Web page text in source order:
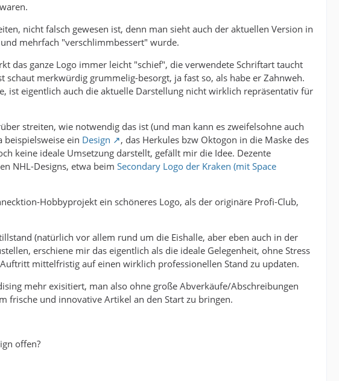
nicht falsch gewesen ist, denn man sieht auch der aktuellen Version in
mehrfach "verschlimmbessert" wurde.
das ganze Logo immer leicht "schief", die verwendete Schriftart taucht
merkwürdig grummelig-besorgt, ja fast so, als habe er Zahnweh.
ist eigentlich auch die aktuelle Darstellung nicht wirklich repräsentativ für
streiten, wie notwendig das ist (und man kann es zweifelsohne auch
beispielsweise ein Design
, das Herkules bzw Oktogon in die Maske des
keine ideale Umsetzung darstellt, gefällt mir die Idee. Dezente
NHL-Designs, etwa beim Secondary Logo der Kraken (mit Space
Hobbyprojekt ein schöneres Logo, als der originäre Profi-Club,
(natürlich vor allem rund um die Eishalle, aber eben auch in der
erschiene mir das eigentlich als die ideale Gelegenheit, ohne Stress
mittelfristig auf einen wirklich professionellen Stand zu updaten.
mehr exisitiert, man also ohne große Abverkäufe/Abschreibungen
frische und innovative Artikel an den Start zu bringen.
offen?